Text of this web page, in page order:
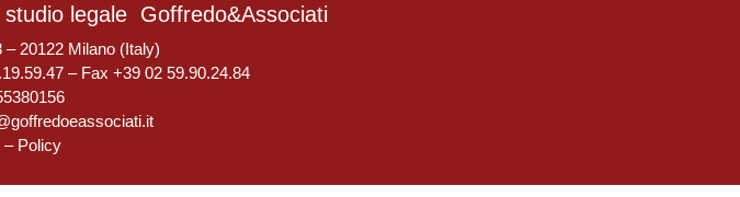
legale Goffredo&Associati
20122 Milano (Italy)
– Fax +39 02 59.90.24.84
– Policy